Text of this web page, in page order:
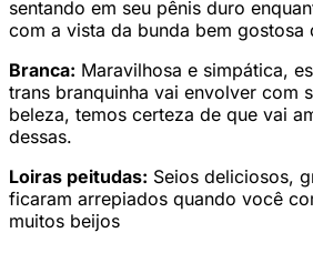
sentando em seu pênis duro
com a vista da bunda bem gostosa
Branca: Maravilhosa e simpática,
trans branquinha vai envolver com
beleza, temos certeza de que vai
dessas.
Loiras peitudas: Seios deliciosos,
ficaram arrepiados quando você
muitos beijos